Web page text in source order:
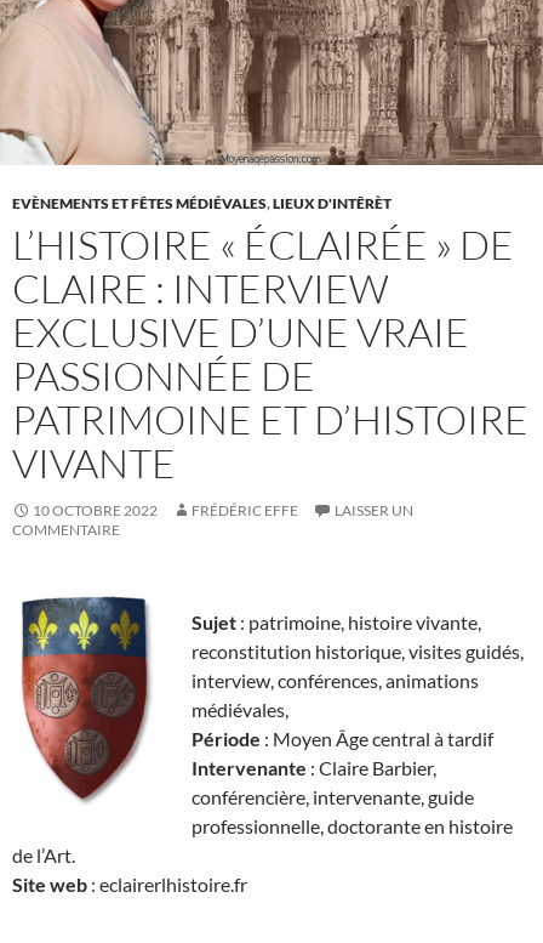
EVÈNEMENTS ET FÊTES MÉDIÉVALES,LIEUX D'INTÊRÈT
L’HISTOIRE « ÉCLAIRÉE » DE
CLAIRE : INTERVIEW
EXCLUSIVE D’UNE VRAIE
PASSIONNÉE DE
PATRIMOINE ET D’HISTOIRE
VIVANTE
10 OCTOBRE 2022 FRÉDÉRIC EFFE
LAISSER UN
COMMENTAIRE
Sujet : patrimoine, histoire vivante,
reconstitution historique, visites guidés,
interview, conférences, animations
médiévales,
Période : Moyen Âge central à tardif
Intervenante : Claire Barbier,
conférencière, intervenante, guide
professionnelle, doctorante en histoire
de l’Art.
Site web : eclairerlhistoire.fr